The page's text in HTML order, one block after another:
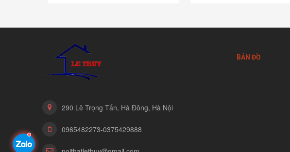
290 Lê Trọng Tấn, Hà Đông, Hà Nội
0965482273-0375429888
BẢN ĐỒ